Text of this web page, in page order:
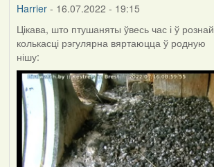
Harrier- 16.07.2022 - 19:15
Цікава, што птушаняты ўвесь час і ў рознай
колькасці рэгулярна вяртаюцца ў родную
нішу: